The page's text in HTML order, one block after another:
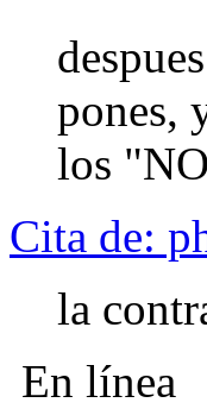
pones,
los
Cita de:
la
En línea